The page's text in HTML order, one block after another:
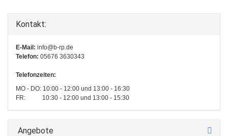
Kontakt:
E-Mail: info@b-rp.de
Telefon: 05676 3630343
Telefonzeiten:
MO - DO: 10:00 - 12:00 und 13:00 - 16:30
FR: 10:30 - 12:00 und 13:00 - 15:30
Angebote